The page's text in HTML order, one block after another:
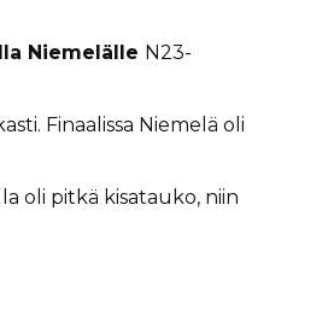
Niemelälle N23-
Finaalissa Niemelä oli
oli pitkä kisatauko, niin